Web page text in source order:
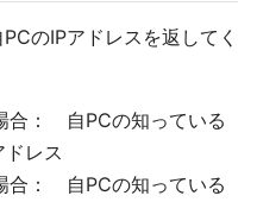
のIPアドレスを返してく
合： 自PCの知っている
レス
合： 自PCの知っている